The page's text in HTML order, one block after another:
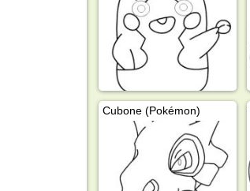
Cubone (Pokémon)